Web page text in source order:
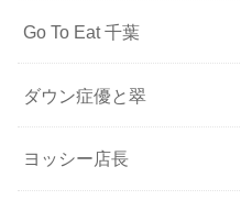
Go To Eat 千葉
ダウン症優と翠
ヨッシー店長